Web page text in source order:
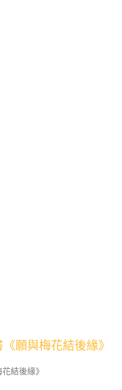
願與梅花結後緣》
結後緣》